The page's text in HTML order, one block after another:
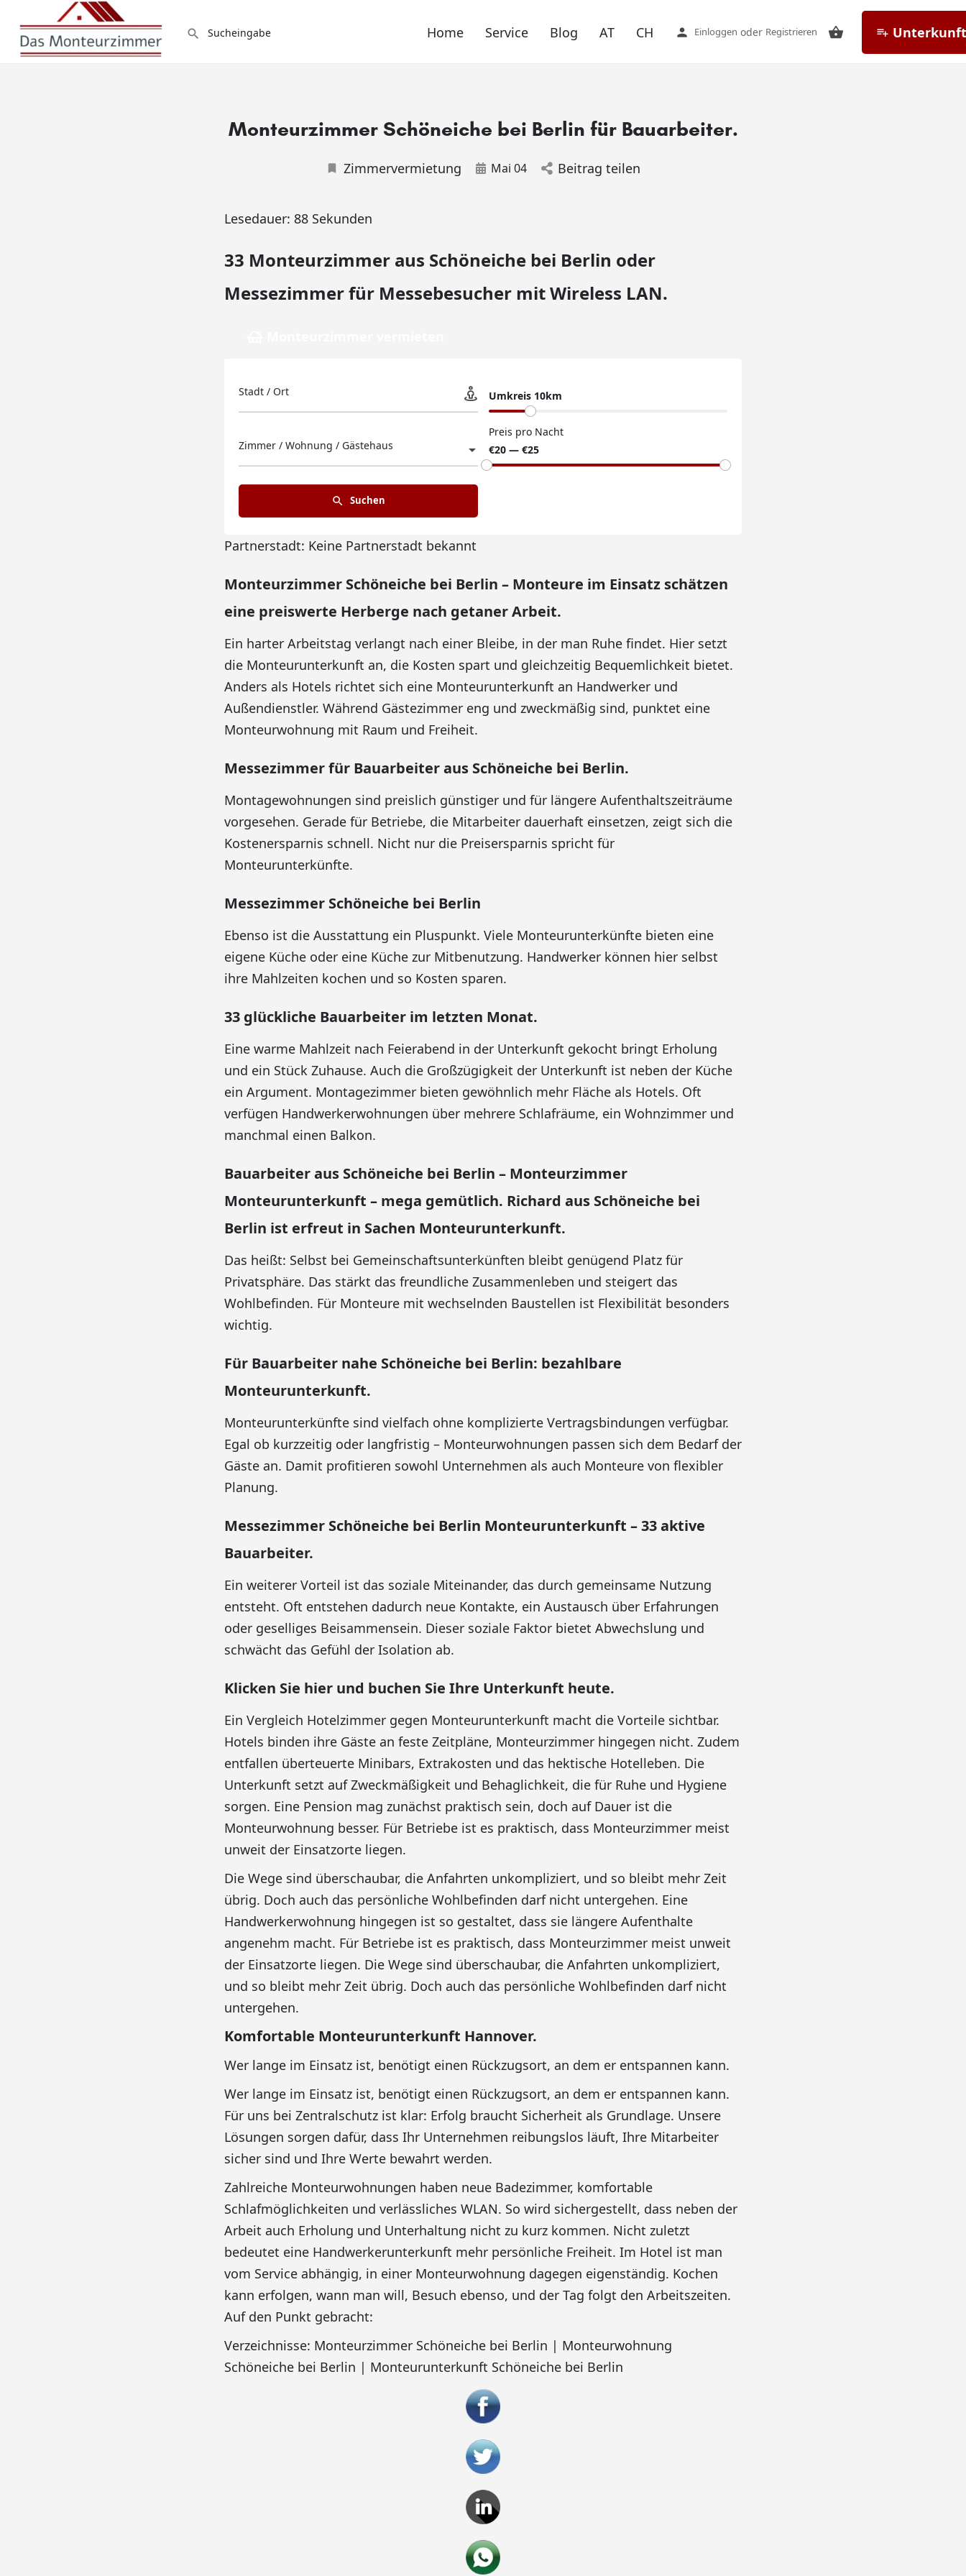
Home Service Blog AT CH Einloggen oder Registrieren
Monteurzimmer Schöneiche bei Berlin für Bauarbeiter.
Zimmervermietung Mai 04 Beitrag teilen
Lesedauer: 88 Sekunden
33 Monteurzimmer aus Schöneiche bei Berlin oder
Messezimmer für Messebesucher mit Wireless LAN.
Stadt / Ort Umkreis 10km
Zimmer / Wohnung / Gästehaus
Preis pro Nacht
€20 — €25
Suchen
Partnerstadt: Keine Partnerstadt bekannt
Monteurzimmer Schöneiche bei Berlin – Monteure im Einsatz schätzen
eine preiswerte Herberge nach getaner Arbeit.
Ein harter Arbeitstag verlangt nach einer Bleibe, in der man Ruhe findet. Hier setzt
die Monteurunterkunft an, die Kosten spart und gleichzeitig Bequemlichkeit bietet.
Anders als Hotels richtet sich eine Monteurunterkunft an Handwerker und
Außendienstler. Während Gästezimmer eng und zweckmäßig sind, punktet eine
Monteurwohnung mit Raum und Freiheit.
Messezimmer für Bauarbeiter aus Schöneiche bei Berlin.
Montagewohnungen sind preislich günstiger und für längere Aufenthaltszeiträume
vorgesehen. Gerade für Betriebe, die Mitarbeiter dauerhaft einsetzen, zeigt sich die
Kostenersparnis schnell. Nicht nur die Preisersparnis spricht für
Monteurunterkünfte.
Messezimmer Schöneiche bei Berlin
Ebenso ist die Ausstattung ein Pluspunkt. Viele Monteurunterkünfte bieten eine
eigene Küche oder eine Küche zur Mitbenutzung. Handwerker können hier selbst
ihre Mahlzeiten kochen und so Kosten sparen.
33 glückliche Bauarbeiter im letzten Monat.
Eine warme Mahlzeit nach Feierabend in der Unterkunft gekocht bringt Erholung
und ein Stück Zuhause. Auch die Großzügigkeit der Unterkunft ist neben der Küche
ein Argument. Montagezimmer bieten gewöhnlich mehr Fläche als Hotels. Oft
verfügen Handwerkerwohnungen über mehrere Schlafräume, ein Wohnzimmer und
manchmal einen Balkon.
Bauarbeiter aus Schöneiche bei Berlin – Monteurzimmer
Monteurunterkunft – mega gemütlich. Richard aus Schöneiche bei
Berlin ist erfreut in Sachen Monteurunterkunft.
Das heißt: Selbst bei Gemeinschaftsunterkünften bleibt genügend Platz für
Privatsphäre. Das stärkt das freundliche Zusammenleben und steigert das
Wohlbefinden. Für Monteure mit wechselnden Baustellen ist Flexibilität besonders
wichtig.
Für Bauarbeiter nahe Schöneiche bei Berlin: bezahlbare
Monteurunterkunft.
Monteurunterkünfte sind vielfach ohne komplizierte Vertragsbindungen verfügbar.
Egal ob kurzzeitig oder langfristig – Monteurwohnungen passen sich dem Bedarf der
Gäste an. Damit profitieren sowohl Unternehmen als auch Monteure von flexibler
Planung.
Messezimmer Schöneiche bei Berlin Monteurunterkunft – 33 aktive
Bauarbeiter.
Ein weiterer Vorteil ist das soziale Miteinander, das durch gemeinsame Nutzung
entsteht. Oft entstehen dadurch neue Kontakte, ein Austausch über Erfahrungen
oder geselliges Beisammensein. Dieser soziale Faktor bietet Abwechslung und
schwächt das Gefühl der Isolation ab.
Klicken Sie hier und buchen Sie Ihre Unterkunft heute.
Ein Vergleich Hotelzimmer gegen Monteurunterkunft macht die Vorteile sichtbar.
Hotels binden ihre Gäste an feste Zeitpläne, Monteurzimmer hingegen nicht. Zudem
entfallen überteuerte Minibars, Extrakosten und das hektische Hotelleben. Die
Unterkunft setzt auf Zweckmäßigkeit und Behaglichkeit, die für Ruhe und Hygiene
sorgen. Eine Pension mag zunächst praktisch sein, doch auf Dauer ist die
Monteurwohnung besser. Für Betriebe ist es praktisch, dass Monteurzimmer meist
unweit der Einsatzorte liegen.
Die Wege sind überschaubar, die Anfahrten unkompliziert, und so bleibt mehr Zeit
übrig. Doch auch das persönliche Wohlbefinden darf nicht untergehen. Eine
Handwerkerwohnung hingegen ist so gestaltet, dass sie längere Aufenthalte
angenehm macht. Für Betriebe ist es praktisch, dass Monteurzimmer meist unweit
der Einsatzorte liegen. Die Wege sind überschaubar, die Anfahrten unkompliziert,
und so bleibt mehr Zeit übrig. Doch auch das persönliche Wohlbefinden darf nicht
untergehen.
Komfortable Monteurunterkunft Hannover.
Wer lange im Einsatz ist, benötigt einen Rückzugsort, an dem er entspannen kann.
Wer lange im Einsatz ist, benötigt einen Rückzugsort, an dem er entspannen kann.
Für uns bei Zentralschutz ist klar: Erfolg braucht Sicherheit als Grundlage. Unsere
Lösungen sorgen dafür, dass Ihr Unternehmen reibungslos läuft, Ihre Mitarbeiter
sicher sind und Ihre Werte bewahrt werden.
Zahlreiche Monteurwohnungen haben neue Badezimmer, komfortable
Schlafmöglichkeiten und verlässliches WLAN. So wird sichergestellt, dass neben der
Arbeit auch Erholung und Unterhaltung nicht zu kurz kommen. Nicht zuletzt
bedeutet eine Handwerkerunterkunft mehr persönliche Freiheit. Im Hotel ist man
vom Service abhängig, in einer Monteurwohnung dagegen eigenständig. Kochen
kann erfolgen, wann man will, Besuch ebenso, und der Tag folgt den Arbeitszeiten.
Auf den Punkt gebracht:
Verzeichnisse: Monteurzimmer Schöneiche bei Berlin | Monteurwohnung
Schöneiche bei Berlin | Monteurunterkunft Schöneiche bei Berlin